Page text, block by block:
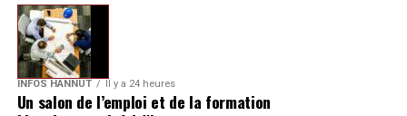
INFOS HANNUT Il y a 24 heures
Un salon de l’emploi et de la formation